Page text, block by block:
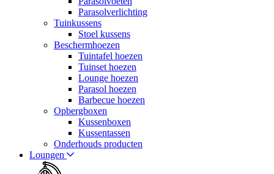
Parasolverlichting
Tuinkussens
Stoel kussens
Beschermhoezen
Tuintafel hoezen
Tuinset hoezen
Lounge hoezen
Parasol hoezen
Barbecue hoezen
Opbergboxen
Kussenboxen
Kussentassen
Onderhouds producten
Loungen